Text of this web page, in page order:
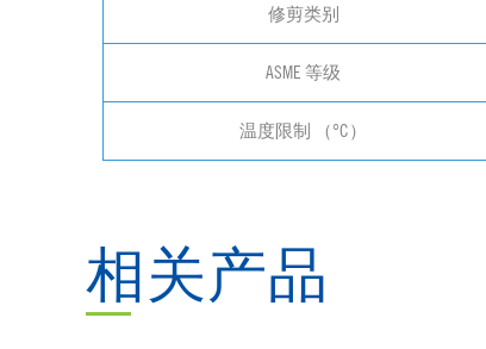
修剪类别
ASME 等级
温度限制 （°C）
相关产品